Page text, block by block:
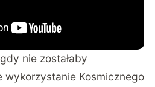
nie zostałaby
wykorzystanie Kosmicznego